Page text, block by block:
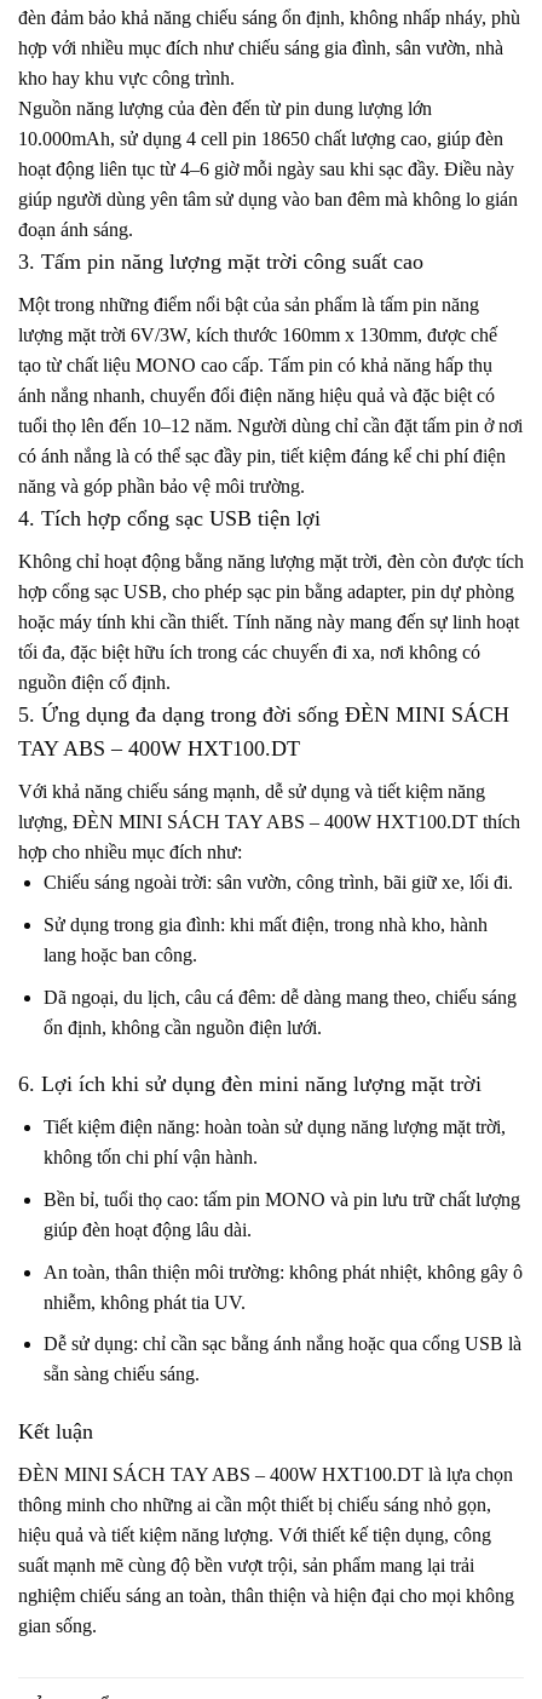
đèn đảm bảo khả năng chiếu sáng ổn định, không nhấp nháy, phù
hợp với nhiều mục đích như chiếu sáng gia đình, sân vườn, nhà
kho hay khu vực công trình.
Nguồn năng lượng của đèn đến từ pin dung lượng lớn
10.000mAh, sử dụng 4 cell pin 18650 chất lượng cao, giúp đèn
hoạt động liên tục từ 4–6 giờ mỗi ngày sau khi sạc đầy. Điều này
giúp người dùng yên tâm sử dụng vào ban đêm mà không lo gián
đoạn ánh sáng.
3. Tấm pin năng lượng mặt trời công suất cao
Một trong những điểm nổi bật của sản phẩm là tấm pin năng
lượng mặt trời 6V/3W, kích thước 160mm x 130mm, được chế
tạo từ chất liệu MONO cao cấp. Tấm pin có khả năng hấp thụ
ánh nắng nhanh, chuyển đổi điện năng hiệu quả và đặc biệt có
tuổi thọ lên đến 10–12 năm. Người dùng chỉ cần đặt tấm pin ở nơi
có ánh nắng là có thể sạc đầy pin, tiết kiệm đáng kể chi phí điện
năng và góp phần bảo vệ môi trường.
4. Tích hợp cổng sạc USB tiện lợi
Không chỉ hoạt động bằng năng lượng mặt trời, đèn còn được tích
hợp cổng sạc USB, cho phép sạc pin bằng adapter, pin dự phòng
hoặc máy tính khi cần thiết. Tính năng này mang đến sự linh hoạt
tối đa, đặc biệt hữu ích trong các chuyến đi xa, nơi không có
nguồn điện cố định.
5. Ứng dụng đa dạng trong đời sống ĐÈN MINI SÁCH
TAY ABS – 400W HXT100.DT
Với khả năng chiếu sáng mạnh, dễ sử dụng và tiết kiệm năng
lượng, ĐÈN MINI SÁCH TAY ABS – 400W HXT100.DT thích
hợp cho nhiều mục đích như:
Chiếu sáng ngoài trời: sân vườn, công trình, bãi giữ xe, lối đi.
Sử dụng trong gia đình: khi mất điện, trong nhà kho, hành
lang hoặc ban công.
Dã ngoại, du lịch, câu cá đêm: dễ dàng mang theo, chiếu sáng
ổn định, không cần nguồn điện lưới.
6. Lợi ích khi sử dụng đèn mini năng lượng mặt trời
Tiết kiệm điện năng: hoàn toàn sử dụng năng lượng mặt trời,
không tốn chi phí vận hành.
Bền bỉ, tuổi thọ cao: tấm pin MONO và pin lưu trữ chất lượng
giúp đèn hoạt động lâu dài.
An toàn, thân thiện môi trường: không phát nhiệt, không gây ô
nhiễm, không phát tia UV.
Dễ sử dụng: chỉ cần sạc bằng ánh nắng hoặc qua cổng USB là
sẵn sàng chiếu sáng.
Kết luận
ĐÈN MINI SÁCH TAY ABS – 400W HXT100.DT là lựa chọn
thông minh cho những ai cần một thiết bị chiếu sáng nhỏ gọn,
hiệu quả và tiết kiệm năng lượng. Với thiết kế tiện dụng, công
suất mạnh mẽ cùng độ bền vượt trội, sản phẩm mang lại trải
nghiệm chiếu sáng an toàn, thân thiện và hiện đại cho mọi không
gian sống.